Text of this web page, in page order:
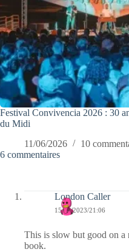
Festival Convivencia 2026 : 30
du Midi
11/06/2026
10
6 commentaires
London Caller
15/05/2023/21:06
This is slow but good on a
book.